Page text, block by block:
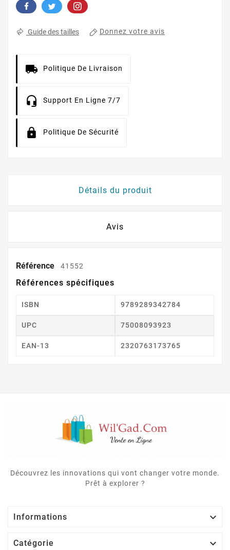
Guide des tailles Donnez votre avis
Politique De Livraison
Support En Ligne 7/7
Politique De Sécurité
Détails du produit
Avis
Référence 41552
Références spécifiques
ISBN 9789289342784
UPC 75008093923
EAN-13 2320763173765
Découvrez les innovations qui vont changer votre monde.
Prêt à explorer ?
Informations 
Catégorie 